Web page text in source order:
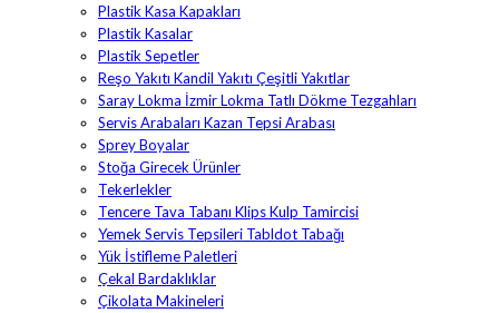
Plastik Kasa Kapakları
Plastik Kasalar
Plastik Sepetler
Reşo Yakıtı Kandil Yakıtı Çeşitli Yakıtlar
Saray Lokma İzmir Lokma Tatlı Dökme Tezgahları
Servis Arabaları Kazan Tepsi Arabası
Sprey Boyalar
Stoğa Girecek Ürünler
Tekerlekler
Tencere Tava Tabanı Klips Kulp Tamircisi
Yemek Servis Tepsileri Tabldot Tabağı
Yük İstifleme Paletleri
Çekal Bardaklıklar
Çikolata Makineleri